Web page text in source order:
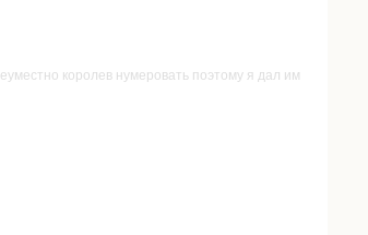
королев нумеровать поэтому я дал им